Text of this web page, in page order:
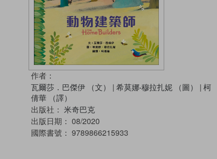
作者：
瓦爾莎．巴傑伊 （文）
| 希莫娜‧穆拉扎妮 （圖） | 柯
倩華 （譯）
出版社： 米奇巴克
出版日期： 08/2020
國際書號： 9789866215933